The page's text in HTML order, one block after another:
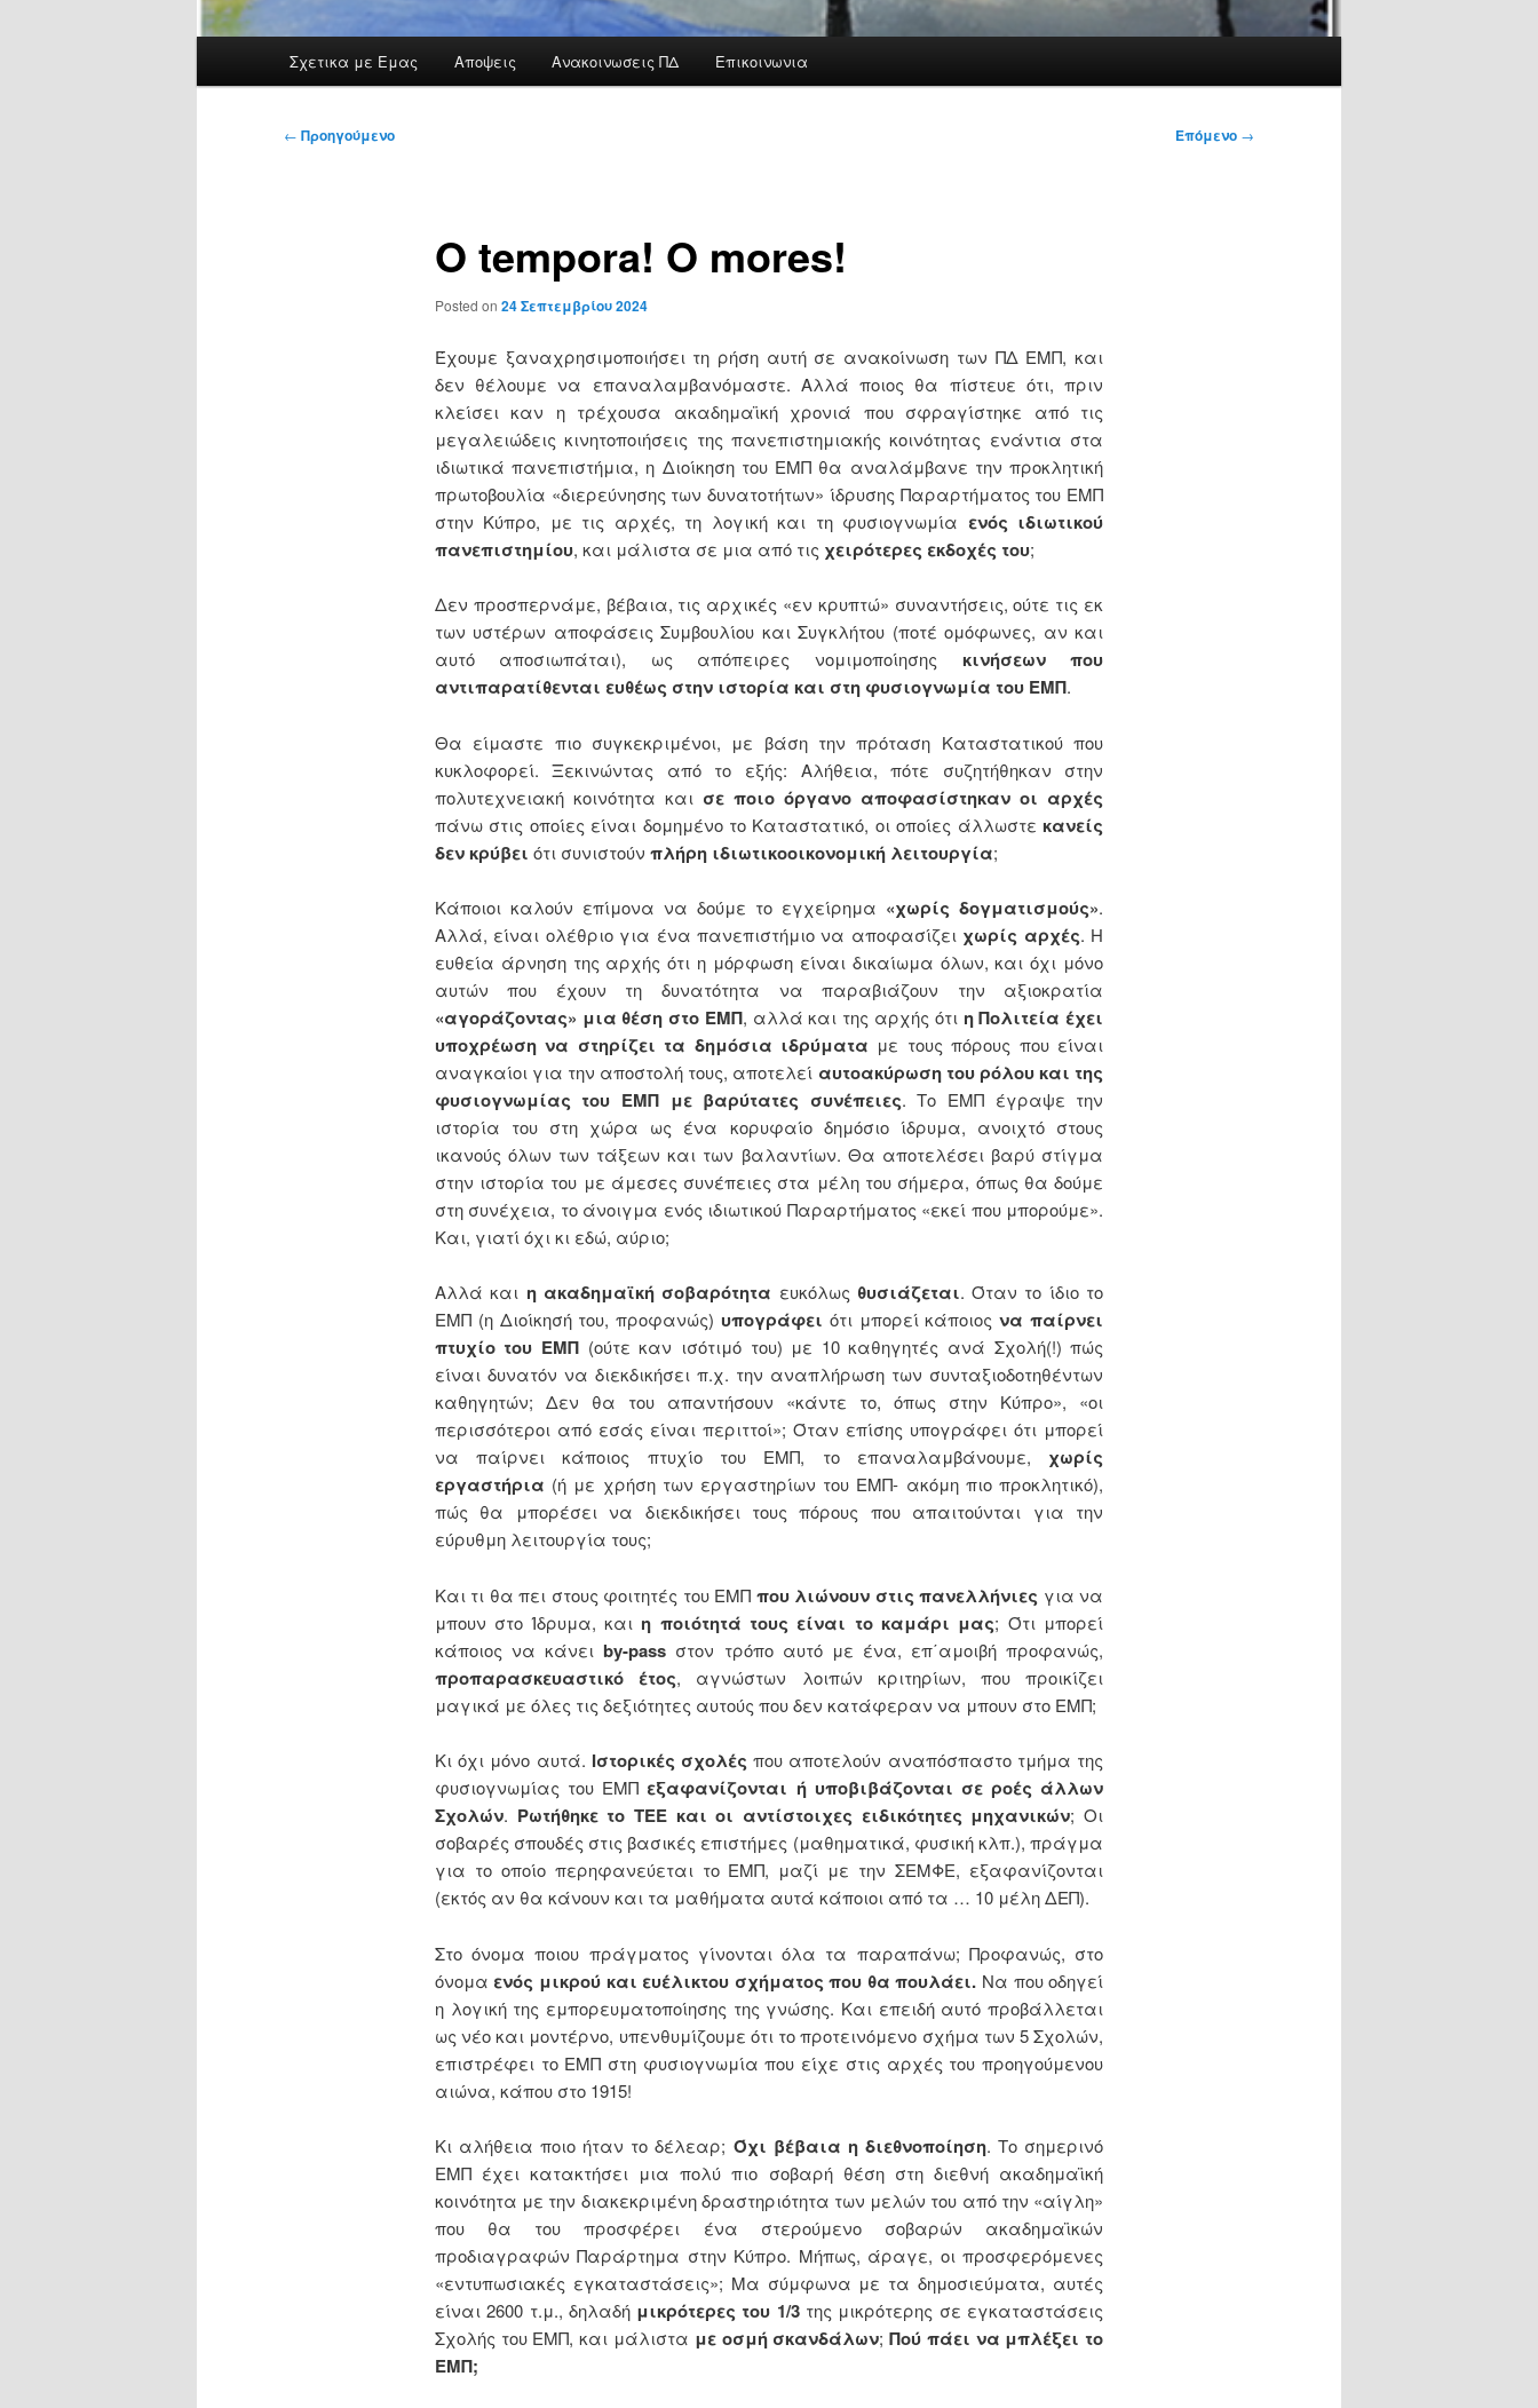
Σχετικα με Εμας Αποψεις Ανακοινωσεις ΠΔ Επικοινωνια
Πλοήγηση
← Προηγούμενο Επόμενο →
O tempora! O mores!
Posted on 24 Σεπτεμβρίου 2024
Έχουμε ξαναχρησιμοποιήσει τη ρήση αυτή σε ανακοίνωση των ΠΔ ΕΜΠ, και
δεν θέλουμε να επαναλαμβανόμαστε. Αλλά ποιος θα πίστευε ότι, πριν
κλείσει καν η τρέχουσα ακαδημαϊκή χρονιά που σφραγίστηκε από τις
μεγαλειώδεις κινητοποιήσεις της πανεπιστημιακής κοινότητας ενάντια στα
ιδιωτικά πανεπιστήμια, η Διοίκηση του ΕΜΠ θα αναλάμβανε την προκλητική
πρωτοβουλία «διερεύνησης των δυνατοτήτων» ίδρυσης Παραρτήματος του ΕΜΠ
στην Κύπρο, με τις αρχές, τη λογική και τη φυσιογνωμία ενός ιδιωτικού
πανεπιστημίου, και μάλιστα σε μια από τις χειρότερες εκδοχές του;
Δεν προσπερνάμε, βέβαια, τις αρχικές «εν κρυπτώ» συναντήσεις, ούτε τις εκ
των υστέρων αποφάσεις Συμβουλίου και Συγκλήτου (ποτέ ομόφωνες, αν και
αυτό αποσιωπάται), ως απόπειρες νομιμοποίησης κινήσεων που
αντιπαρατίθενται ευθέως στην ιστορία και στη φυσιογνωμία του ΕΜΠ.
Θα είμαστε πιο συγκεκριμένοι, με βάση την πρόταση Καταστατικού που
κυκλοφορεί. Ξεκινώντας από το εξής: Αλήθεια, πότε συζητήθηκαν στην
πολυτεχνειακή κοινότητα και σε ποιο όργανο αποφασίστηκαν οι αρχές
πάνω στις οποίες είναι δομημένο το Καταστατικό, οι οποίες άλλωστεκανείς
δεν κρύβει ότι συνιστούν πλήρη ιδιωτικοοικονομική λειτουργία;
Κάποιοι καλούν επίμονα να δούμε το εγχείρημα «χωρίς δογματισμούς».
Αλλά, είναι ολέθριο για ένα πανεπιστήμιο να αποφασίζει χωρίς αρχές. Η
ευθεία άρνηση της αρχής ότι η μόρφωση είναι δικαίωμα όλων, και όχι μόνο
αυτών που έχουν τη δυνατότητα να παραβιάζουν την αξιοκρατία
«αγοράζοντας» μια θέση στο ΕΜΠ, αλλά και της αρχής ότι η Πολιτεία έχει
υποχρέωση να στηρίζει τα δημόσια ιδρύματα με τους πόρους που είναι
αναγκαίοι για την αποστολή τους, αποτελεί αυτοακύρωση του ρόλου και της
φυσιογνωμίας του ΕΜΠ με βαρύτατες συνέπειες. Το ΕΜΠ έγραψε την
ιστορία του στη χώρα ως ένα κορυφαίο δημόσιο ίδρυμα, ανοιχτό στους
ικανούς όλων των τάξεων και των βαλαντίων. Θα αποτελέσει βαρύ στίγμα
στην ιστορία του με άμεσες συνέπειες στα μέλη του σήμερα, όπως θα δούμε
στη συνέχεια, το άνοιγμα ενός ιδιωτικού Παραρτήματος «εκεί που μπορούμε».
Και, γιατί όχι κι εδώ, αύριο;
Αλλά και η ακαδημαϊκή σοβαρότητα ευκόλως θυσιάζεται. Όταν το ίδιο το
ΕΜΠ (η Διοίκησή του, προφανώς) υπογράφει ότι μπορεί κάποιοςνα παίρνει
πτυχίο του ΕΜΠ (ούτε καν ισότιμό του) με 10 καθηγητές ανά Σχολή(!) πώς
είναι δυνατόν να διεκδικήσει π.χ. την αναπλήρωση των συνταξιοδοτηθέντων
καθηγητών; Δεν θα του απαντήσουν «κάντε το, όπως στην Κύπρο», «οι
περισσότεροι από εσάς είναι περιττοί»; Όταν επίσης υπογράφει ότι μπορεί
να παίρνει κάποιος πτυχίο του ΕΜΠ, το επαναλαμβάνουμε, χωρίς
εργαστήρια (ή με χρήση των εργαστηρίων του ΕΜΠ- ακόμη πιο προκλητικό),
πώς θα μπορέσει να διεκδικήσει τους πόρους που απαιτούνται για την
εύρυθμη λειτουργία τους;
Και τι θα πει στους φοιτητές του ΕΜΠ που λιώνουν στις πανελλήνιες για να
μπουν στο Ίδρυμα, και η ποιότητά τους είναι το καμάρι μας; Ότι μπορεί
κάποιος να κάνειby-pass στον τρόπο αυτό με ένα, επ΄αμοιβή προφανώς,
προπαρασκευαστικό έτος, αγνώστων λοιπών κριτηρίων, που προικίζει
μαγικά με όλες τις δεξιότητες αυτούς που δεν κατάφεραν να μπουν στο ΕΜΠ;
Κι όχι μόνο αυτά. Ιστορικές σχολέςπου αποτελούν αναπόσπαστο τμήμα της
φυσιογνωμίας του ΕΜΠ εξαφανίζονται ή υποβιβάζονται σε ροές άλλων
Σχολών. Ρωτήθηκε το ΤΕΕ και οι αντίστοιχες ειδικότητες μηχανικών; Οι
σοβαρές σπουδές στις βασικές επιστήμες (μαθηματικά, φυσική κλπ.), πράγμα
για το οποίο περηφανεύεται το ΕΜΠ, μαζί με την ΣΕΜΦΕ, εξαφανίζονται
(εκτός αν θα κάνουν και τα μαθήματα αυτά κάποιοι από τα … 10 μέλη ΔΕΠ).
Στο όνομα ποιου πράγματος γίνονται όλα τα παραπάνω; Προφανώς, στο
όνομα ενός μικρού και ευέλικτου σχήματος που θα πουλάει. Να που οδηγεί
η λογική της εμπορευματοποίησης της γνώσης. Και επειδή αυτό προβάλλεται
ως νέο και μοντέρνο, υπενθυμίζουμε ότι το προτεινόμενο σχήμα των 5 Σχολών,
επιστρέφει το ΕΜΠ στη φυσιογνωμία που είχε στις αρχές του προηγούμενου
αιώνα, κάπου στο 1915!
Κι αλήθεια ποιο ήταν το δέλεαρ; Όχι βέβαια η διεθνοποίηση. Το σημερινό
ΕΜΠ έχει κατακτήσει μια πολύ πιο σοβαρή θέση στη διεθνή ακαδημαϊκή
κοινότητα με την διακεκριμένη δραστηριότητα των μελών του από την «αίγλη»
που θα του προσφέρει ένα στερούμενο σοβαρών ακαδημαϊκών
προδιαγραφών Παράρτημα στην Κύπρο. Μήπως, άραγε, οι προσφερόμενες
«εντυπωσιακές εγκαταστάσεις»; Μα σύμφωνα με τα δημοσιεύματα, αυτές
είναι 2600 τ.μ., δηλαδή μικρότερες του 1/3 της μικρότερης σε εγκαταστάσεις
Σχολής του ΕΜΠ, και μάλιστα με οσμή σκανδάλων;Πού πάει να μπλέξει το
ΕΜΠ;